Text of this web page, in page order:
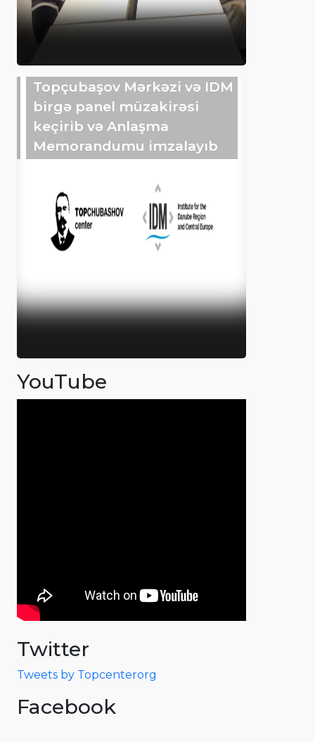
Topçubaşov Mərkəzi və IDM
birgə panel müzakirəsi
keçirib və Anlaşma
Memorandumu imzalayıb
YouTube
Twitter
Tweets by Topcenterorg
Facebook